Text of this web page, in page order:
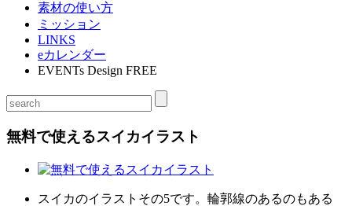
素材の使い方
ミッション
LINKS
eカレンダー
EVENTs Design FREE
無料で使えるスイカイラスト
スイカのイラストその5です。輪郭線のあるのもある